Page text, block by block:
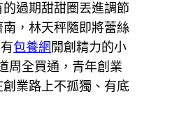
過期甜甜圈丟進調節
，林天秤隨即將蕾絲
包養網 開創精力的小
周全買通，青年創業
創業路上不孤獨、有底